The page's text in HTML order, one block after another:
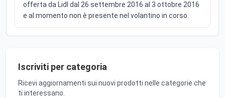
offerta da Lidl dal 26 settembre 2016 al 3 ottobre 2016
e al momento non è presente nel volantino in corso.
Iscriviti per categoria
Ricevi aggiornamenti sui nuovi prodotti nelle categorie che
ti interessano.